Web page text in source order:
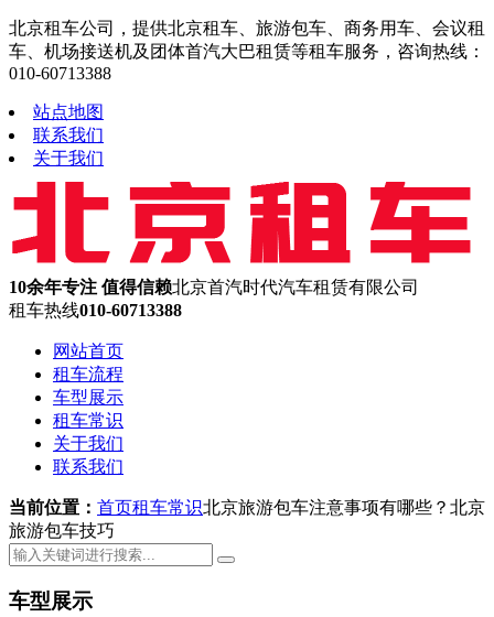
北京租车公司，提供北京租车、旅游包车、商务用车、会议租
车、机场接送机及团体首汽大巴租赁等租车服务，咨询热线：
010-60713388
站点地图
联系我们
关于我们
10余年专注 值得信赖北京首汽时代汽车租赁有限公司
租车热线010-60713388
网站首页
租车流程
车型展示
租车常识
关于我们
联系我们
当前位置： 首页租车常识北京旅游包车注意事项有哪些？北京
旅游包车技巧
车型展示